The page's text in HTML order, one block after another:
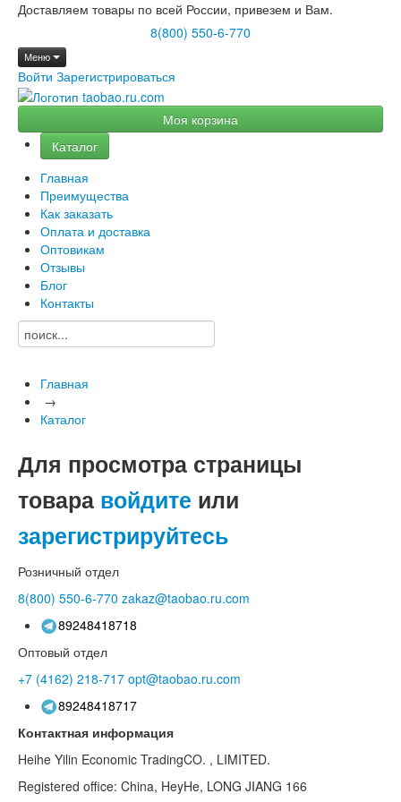
Доставляем товары по всей России, привезем и Вам.
8(800) 550-6-770
Меню
Войти Зарегистрироваться
Моя корзина
Каталог
Главная
Преимущества
Как заказать
Оплата и доставка
Оптовикам
Отзывы
Блог
Контакты
Главная
→
Каталог
Для просмотра страницы
товара войдите или
зарегистрируйтесь
Розничный отдел
8(800) 550-6-770 zakaz@taobao.ru.com
89248418718
Оптовый отдел
+7 (4162) 218-717 opt@taobao.ru.com
89248418717
Контактная информация
Heihe Yilin Economic TradingCO. , LIMITED.
Registered office: China, HeyHe, LONG JIANG 166